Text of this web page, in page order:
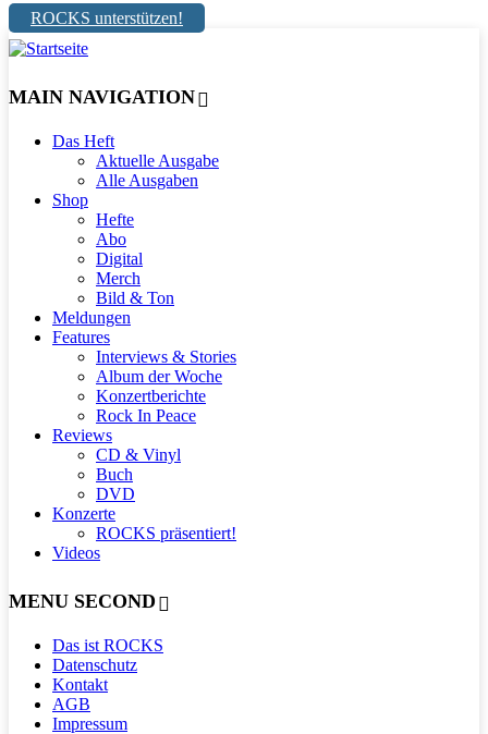
ROCKS unterstützen!
MAIN NAVIGATION
Das Heft
Aktuelle Ausgabe
Alle Ausgaben
Shop
Hefte
Abo
Digital
Merch
Bild & Ton
Meldungen
Features
Interviews & Stories
Album der Woche
Konzertberichte
Rock In Peace
Reviews
CD & Vinyl
Buch
DVD
Konzerte
ROCKS präsentiert!
Videos
MENU SECOND
Das ist ROCKS
Datenschutz
Kontakt
AGB
Impressum